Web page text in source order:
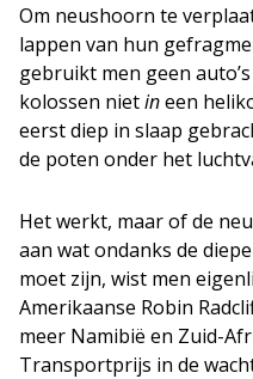
Om neushoorn te
lappen van hun
gebruikt men geen
kolossen nietineen
eerst diep in slaap
de poten onder het
Het werkt, maar of de
aan wat ondanks de
moet zijn, wist men
Amerikaanse Robin
meer Namibië en Zuid-
Transportprijs in de